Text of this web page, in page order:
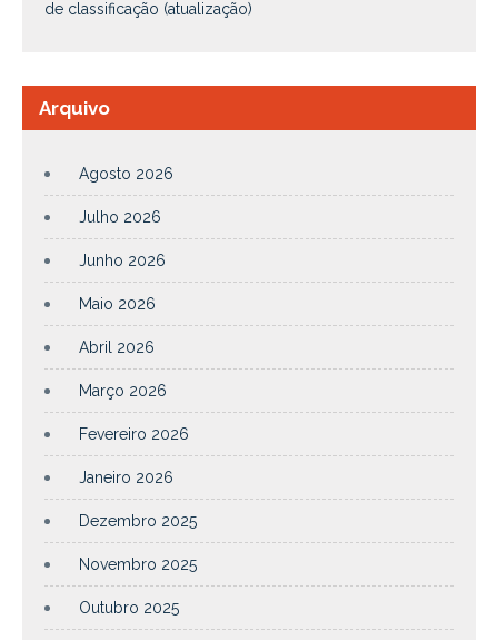
de classificação (atualização)
Arquivo
Agosto 2026
Julho 2026
Junho 2026
Maio 2026
Abril 2026
Março 2026
Fevereiro 2026
Janeiro 2026
Dezembro 2025
Novembro 2025
Outubro 2025